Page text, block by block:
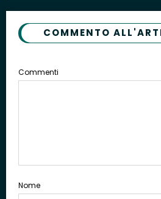
COMMENTO
Commenti
Nome